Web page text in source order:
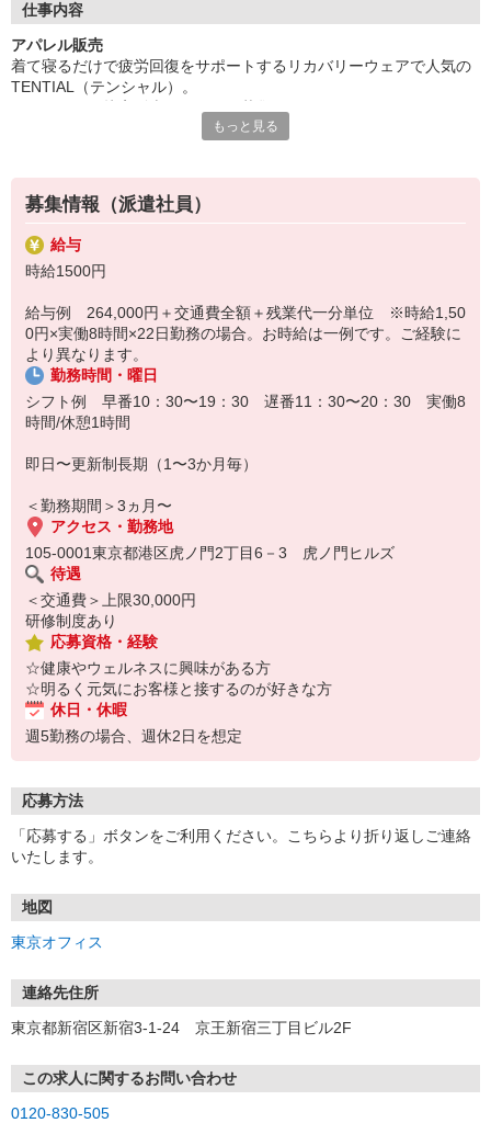
仕事内容
アパレル販売
着て寝るだけで疲労回復をサポートするリカバリーウェアで人気の
TENTIAL（テンシャル）。
お客様の日常の疲労回復やコンディショニングをサポートする、や
りがいのあるお仕事です♪
〇ブランドについて
TENTIALは「着て、寝るだけで疲労回復」を叶えるBAKUNEリカバ
リーウェアを中心に、寝具やアパレル、フットウェアまで科学的根
研修スタートのため、未経験寄りの方でも安心してスタート可能。
増員募集で長期的に活躍できる環境です。
〇勤務時の服装
トップスは貸与（ポロシャツなど）、ボトムスは黒のスラックス持
参、シューズはスニーカーOK。
ネイル：シンプル タトゥー：勤務時に隠せれば相談可
もっと見る
募集情報（派遣社員）
給与
時給1500円
給与例 264,000円＋交通費全額＋残業代一分単位 ※時給1,50
0円×実働8時間×22日勤務の場合。お時給は一例です。ご経験に
より異なります。
勤務時間・曜日
シフト例 早番10：30〜19：30 遅番11：30〜20：30 実働8
時間/休憩1時間
即日〜更新制長期（1〜3か月毎）
＜勤務期間＞3ヵ月〜
アクセス・勤務地
105-0001東京都港区虎ノ門2丁目6－3 虎ノ門ヒルズ
待遇
＜交通費＞上限30,000円
研修制度あり
応募資格・経験
☆健康やウェルネスに興味がある方
☆明るく元気にお客様と接するのが好きな方
休日・休暇
週5勤務の場合、週休2日を想定
応募方法
「応募する」ボタンをご利用ください。こちらより折り返しご連絡
いたします。
地図
東京オフィス
連絡先住所
東京都新宿区新宿3-1-24 京王新宿三丁目ビル2F
この求人に関するお問い合わせ
0120-830-505